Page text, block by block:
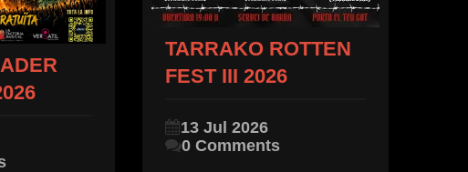
TARRAKO ROTTEN
FEST III 2026
13 Jul 2026
0 Comments